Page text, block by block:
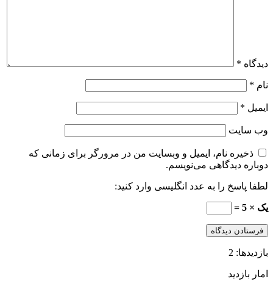
دیدگاه *
نام *
ایمیل *
وب‌ سایت
ذخیره نام، ایمیل و وبسایت من در مرورگر برای زمانی که
دوباره دیدگاهی می‌نویسم.
لطفا پاسخ را به عدد انگلیسی وارد کنید:
یک × 5 =
بازدیدها: 2
امار بازدید